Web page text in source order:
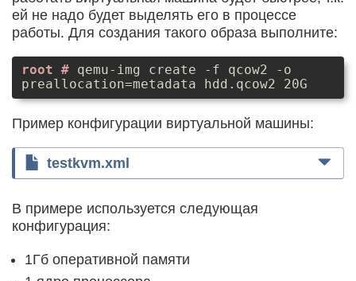
ей не надо будет выделять его в процессе
работы. Для создания такого образа выполните:
qemu-img create -f qcow2 -o
preallocation=metadata hdd.qcow2 20G
Пример конфигурации виртуальной машины:
testkvm.xml
В примере используется следующая
конфигурация:
1Гб оперативной памяти